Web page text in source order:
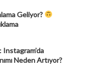
Geliyor?
Neden Artıyor?